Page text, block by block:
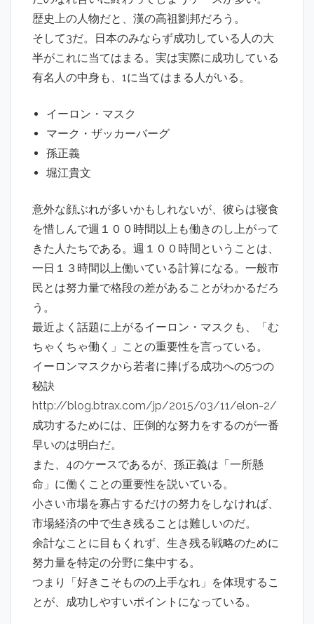
歴史上の人物だと、漢の高祖劉邦だろう。
そして3だ。日本のみならず成功している人の大
半がこれに当てはまる。実は実際に成功している
有名人の中身も、1に当てはまる人がいる。
イーロン・マスク
マーク・ザッカーバーグ
孫正義
堀江貴文
意外な顔ぶれが多いかもしれないが、彼らは寝食
を惜しんで週１００時間以上も働きのし上がって
きた人たちである。週１００時間ということは、
一日１３時間以上働いている計算になる。一般市
民とは努力量で格段の差があることがわかるだろ
う。
最近よく話題に上がるイーロン・マスクも、「む
ちゃくちゃ働く」ことの重要性を言っている。
イーロンマスクから若者に捧げる成功への5つの
秘訣
http://blog.btrax.com/jp/2015/03/11/elon-2/
成功するためには、圧倒的な努力をするのが一番
早いのは明白だ。
また、4のケースであるが、孫正義は「一所懸
命」に働くことの重要性を説いている。
小さい市場を寡占するだけの努力をしなければ、
市場経済の中で生き残ることは難しいのだ。
余計なことに目もくれず、生き残る戦略のために
努力量を特定の分野に集中する。
つまり「好きこそものの上手なれ」を体現するこ
とが、成功しやすいポイントになっている。